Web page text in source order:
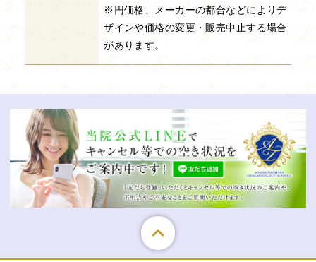
※円価格、メーカーの都合などによりデ
ザインや価格の変更・販売中止する場合
があります。